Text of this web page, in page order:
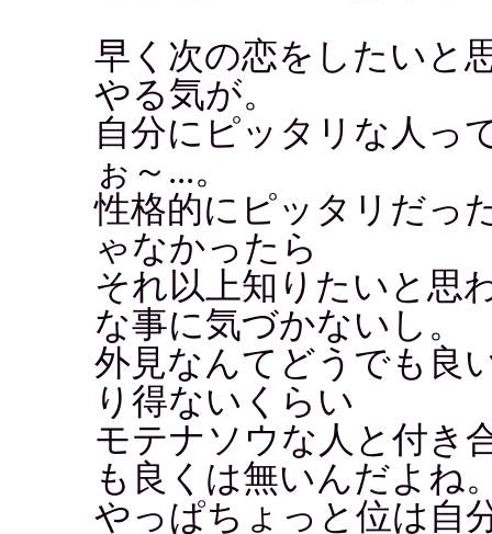
早く次の恋をしたいと
やる気が。
自分にピッタリな人っ
ぉ～...。
性格的にピッタリだっ
ゃなかったら
それ以上知りたいと思
な事に気づかないし。
外見なんてどうでも良
り得ないくらい
モテナソウな人と付き
も良くは無いんだよね
やっぱちょっと位は自